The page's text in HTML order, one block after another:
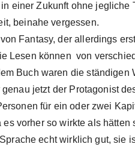
einer Zukunft ohne
beinahe vergessen.
Fantasy, der allerdings
Lesen können von
Buch waren die
jetzt der Protagonist
für ein oder zwei
es vorher so wirkte als
echt wirklich gut, sie